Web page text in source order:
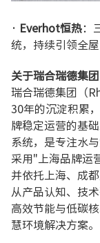
· Everhot恒热：
统，持续引领全
关于瑞合瑞德集
瑞合瑞德集团（
30年的沉淀积累
牌稳定运营的基
系统，是专注水
采用"上海品牌运
并依托上海、成
从产品认知、技
高效节能与低碳
慧环境解决方案。